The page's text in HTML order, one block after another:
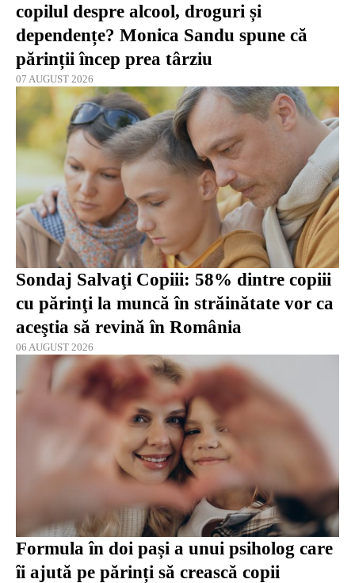
copilul despre alcool, droguri și
dependențe? Monica Sandu spune că
părinții încep prea târziu
07 AUGUST 2026
Sondaj Salvaţi Copiii: 58% dintre copiii
cu părinţi la muncă în străinătate vor ca
aceştia să revină în România
06 AUGUST 2026
Formula în doi pași a unui psiholog care
îi ajută pe părinți să crească copii